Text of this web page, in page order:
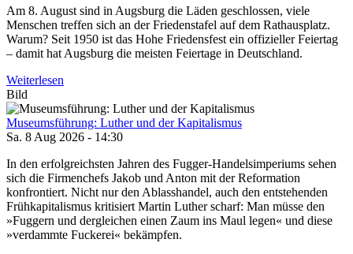
Am 8. August sind in Augsburg die Läden geschlossen, viele
Menschen treffen sich an der Friedenstafel auf dem Rathausplatz.
Warum? Seit 1950 ist das Hohe Friedensfest ein offizieller Feiertag
– damit hat Augsburg die meisten Feiertage in Deutschland.
Weiterlesen
Bild
Museumsführung: Luther und der Kapitalismus
Sa. 8 Aug 2026 - 14:30
In den erfolgreichsten Jahren des Fugger-Handelsimperiums sehen
sich die Firmenchefs Jakob und Anton mit der Reformation
konfrontiert. Nicht nur den Ablasshandel, auch den entstehenden
Frühkapitalismus kritisiert Martin Luther scharf: Man müsse den
»Fuggern und dergleichen einen Zaum ins Maul legen« und diese
»verdammte Fuckerei« bekämpfen.